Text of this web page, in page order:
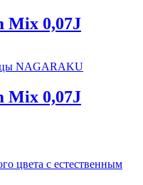
Mix 0,07J
NAGARAKU
Mix 0,07J
цвета с естественным